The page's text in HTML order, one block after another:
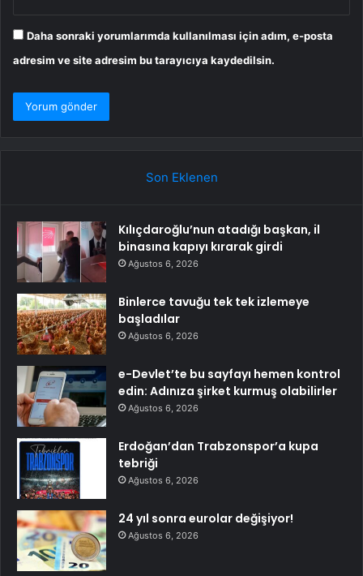
Daha sonraki yorumlarımda kullanılması için adım, e-posta
adresim ve site adresim bu tarayıcıya kaydedilsin.
Son Eklenen
Kılıçdaroğlu’nun atadığı başkan, il
binasına kapıyı kırarak girdi
Ağustos 6, 2026
Binlerce tavuğu tek tek izlemeye
başladılar
Ağustos 6, 2026
e-Devlet’te bu sayfayı hemen kontrol
edin: Adınıza şirket kurmuş olabilirler
Ağustos 6, 2026
Erdoğan’dan Trabzonspor’a kupa
tebriği
Ağustos 6, 2026
24 yıl sonra eurolar değişiyor!
Ağustos 6, 2026